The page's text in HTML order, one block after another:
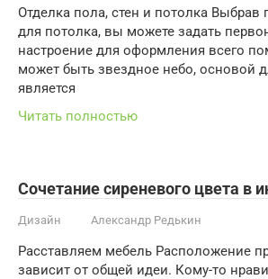
Отделка пола, стен и потолка Выбрав
для потолка, вы можете задать
настроение для оформления всего
может быть звездное небо, основой
является
Читать полностью
Сочетание сиреневого цвета в
Дизайн Александр Редькин
Расставляем мебель Расположение
зависит от общей идеи. Кому-то